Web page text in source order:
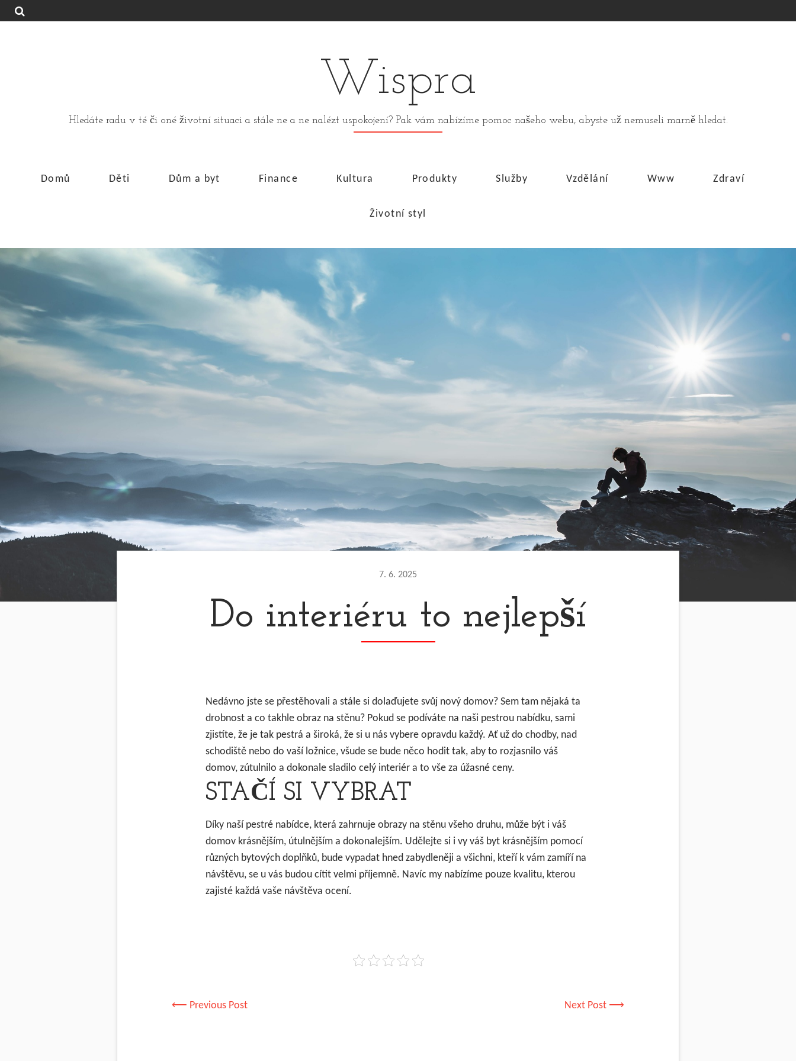
Wispra
Hledáte radu v té či oné životní situaci a stále ne a ne nalézt uspokojení? Pak vám nabízíme pomoc našeho webu, abyste už nemuseli marně hledat.
Domů Děti Dům a byt Finance Kultura Produkty Služby Vzdělání Www Zdraví
Životní styl
7. 6. 2025
Do interiéru to nejlepší
Nedávno jste se přestěhovali a stále si dolaďujete svůj nový domov? Sem tam nějaká ta
drobnost a co takhle obraz na stěnu? Pokud se podíváte na naši pestrou nabídku, sami
zjistíte, že je tak pestrá a široká, že si u nás vybere opravdu každý. Ať už do chodby, nad
schodiště nebo do vaší ložnice, všude se bude něco hodit tak, aby to rozjasnilo váš
domov, zútulnilo a dokonale sladilo celý interiér a to vše za úžasné ceny.
STAČÍ SI VYBRAT
Díky naší pestré nabídce, která zahrnuje obrazy na stěnu všeho druhu, může být i váš
domov krásnějším, útulnějším a dokonalejším. Udělejte si i vy váš byt krásnějším pomocí
různých bytových doplňků, bude vypadat hned zabydleněji a všichni, kteří k vám zamíří na
návštěvu, se u vás budou cítit velmi příjemně. Navíc my nabízíme pouze kvalitu, kterou
zajisté každá vaše návštěva ocení.
⟵ Previous Post Next Post ⟶